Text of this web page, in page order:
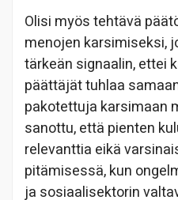
Olisi myös tehtävä
menojen karsimiseksi,
tärkeän signaalin, ettei
päättäjät tuhlaa
pakotettuja karsimaan
sanottu, että pienten
relevanttia eikä
pitämisessä, kun
ja sosiaalisektorin